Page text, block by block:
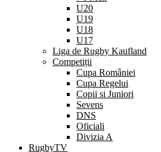
U20
U19
U18
U17
Liga de Rugby Kaufland
Competiții
Cupa României
Cupa Regelui
Copii si Juniori
Sevens
DNS
Oficiali
Divizia A
RugbyTV